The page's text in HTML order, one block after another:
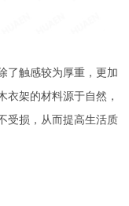
了触感较为厚重，更加
衣架的材料源于自然，
受损，从而提高生活质